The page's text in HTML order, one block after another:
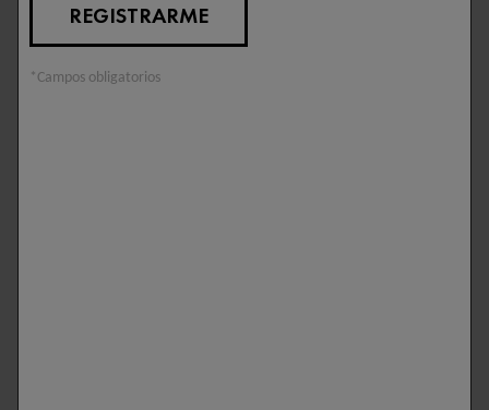
APLICAR
REGISTRARME
*Campos obligatorios